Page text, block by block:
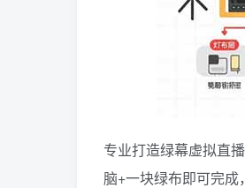
专业打造绿幕虚拟直
脑+一块绿布即可完成